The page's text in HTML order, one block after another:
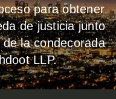
para obtener
de justicia junto
la condecorada
LLP.